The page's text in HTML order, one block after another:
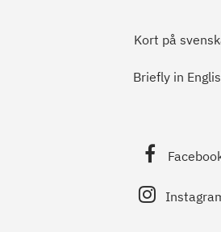
Kort på
Briefly in